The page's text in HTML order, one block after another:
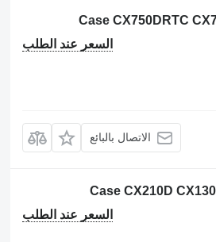
السعر عند الطلب
الاتصال بالبائع
السعر عند الطلب